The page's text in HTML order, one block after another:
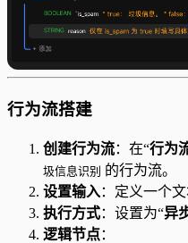
行为流搭建
创建行为流：在“行为
圾信息识别 的行为流。
设置输入：定义一个
执行方式：设置为“异
逻辑节点：